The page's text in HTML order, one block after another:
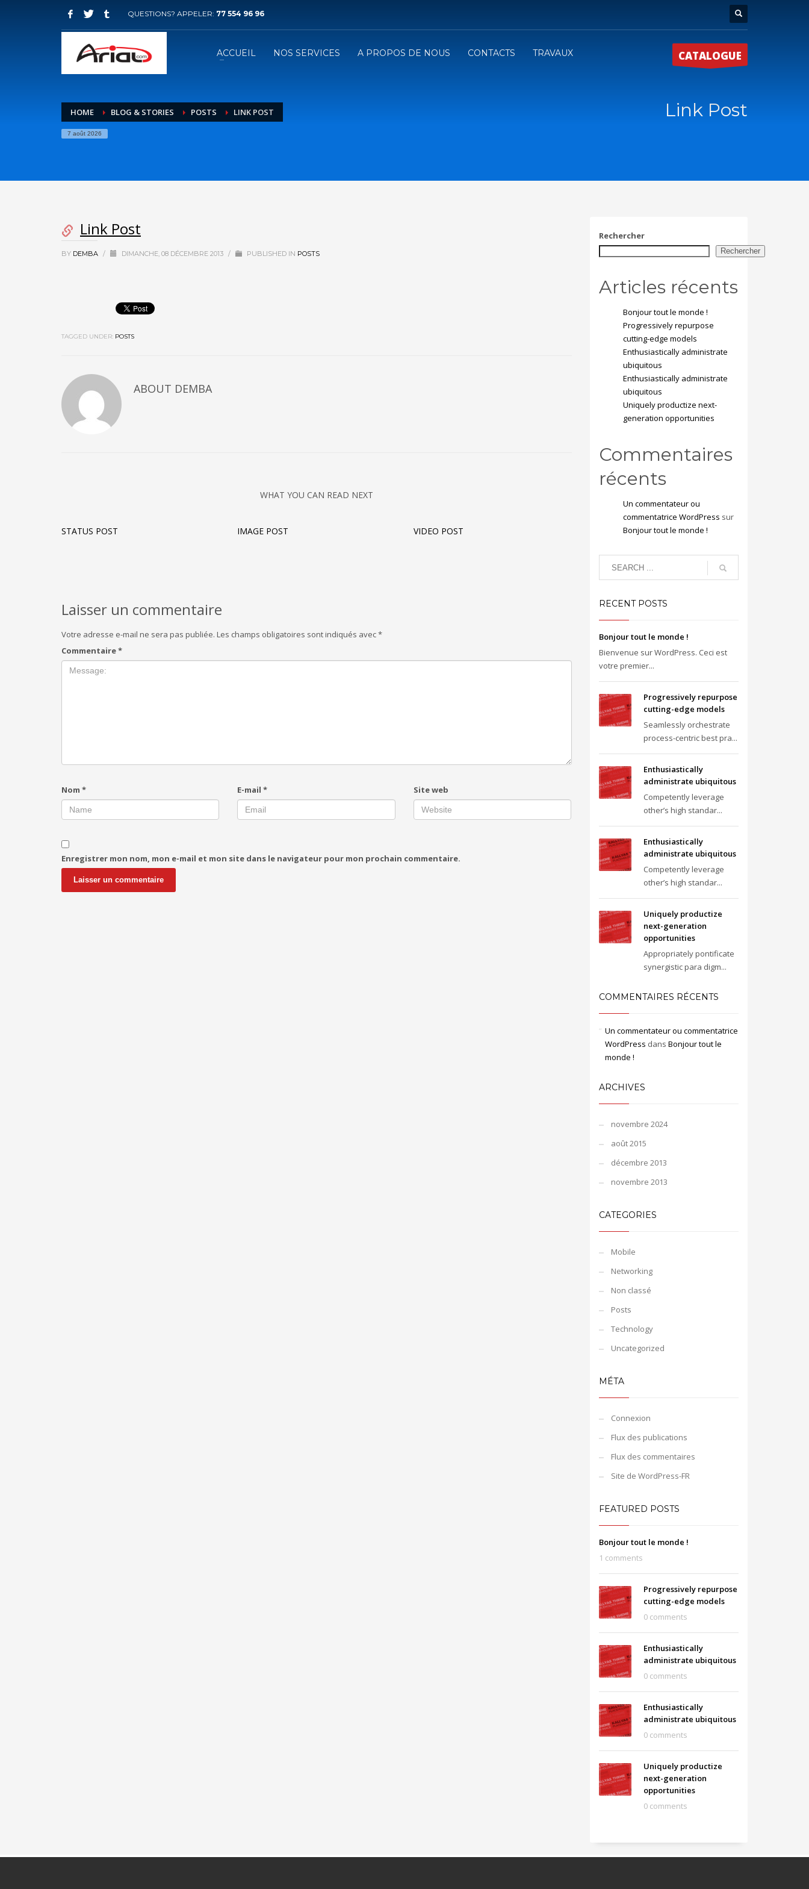
QUESTIONS? APPELER: 77 554 96 96
ACCUEIL NOS SERVICES A PROPOS DE NOUS CONTACTS TRAVAUX CATALOGUE
HOME BLOG & STORIES POSTS LINK POST
7 août 2026
Link Post
Link Post
BY DEMBA / DIMANCHE, 08 DÉCEMBRE 2013 / PUBLISHED IN POSTS
TAGGED UNDER: POSTS
ABOUT DEMBA
WHAT YOU CAN READ NEXT
STATUS POST IMAGE POST VIDEO POST
Laisser un commentaire
Votre adresse e-mail ne sera pas publiée. Les champs obligatoires sont indiqués avec*
Commentaire*
Nom * E-mail* Site web
Enregistrer mon nom, mon e-mail et mon site dans le navigateur pour mon prochain commentaire.
Rechercher
Rechercher
Articles récents
Bonjour tout le monde !
Progressively repurpose
cutting-edge models
Enthusiastically administrate
ubiquitous
Enthusiastically administrate
ubiquitous
Uniquely productize next-
generation opportunities
Commentaires
récents
Un commentateur ou
commentatrice WordPress sur
Bonjour tout le monde !
RECENT POSTS
Bonjour tout le monde !
Bienvenue sur WordPress. Ceci est
votre premier...
Progressively repurpose
cutting-edge models
Seamlessly orchestrate
process-centric best pra...
Enthusiastically
administrate ubiquitous
Competently leverage
other’s high standar...
Enthusiastically
administrate ubiquitous
Competently leverage
other’s high standar...
Uniquely productize
next-generation
opportunities
Appropriately pontificate
synergistic para digm...
COMMENTAIRES RÉCENTS
Un commentateur ou commentatrice
WordPress dans Bonjour tout le
monde !
ARCHIVES
novembre 2024
août 2015
décembre 2013
novembre 2013
CATEGORIES
Mobile
Networking
Non classé
Posts
Technology
Uncategorized
MÉTA
Connexion
Flux des publications
Flux des commentaires
Site de WordPress-FR
FEATURED POSTS
Bonjour tout le monde !
1 comments
Progressively repurpose
cutting-edge models
0 comments
Enthusiastically
administrate ubiquitous
0 comments
Enthusiastically
administrate ubiquitous
0 comments
Uniquely productize
next-generation
opportunities
0 comments